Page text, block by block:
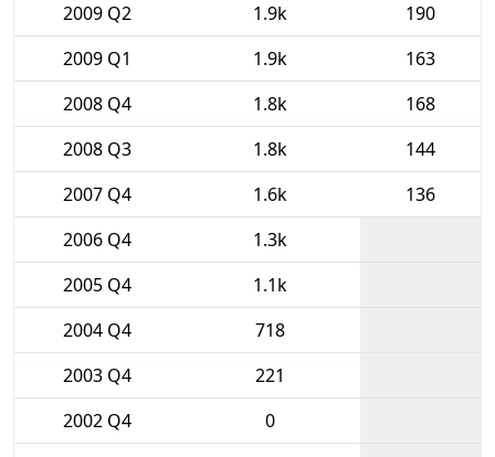
2009 Q2
1.9k
190
2009 Q1
1.9k
163
2008 Q4
1.8k
168
2008 Q3
1.8k
144
2007 Q4
1.6k
136
2006 Q4
1.3k
2005 Q4
1.1k
2004 Q4
718
2003 Q4
221
2002 Q4
0